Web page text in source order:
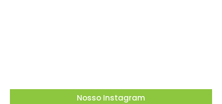
Nosso Instagram